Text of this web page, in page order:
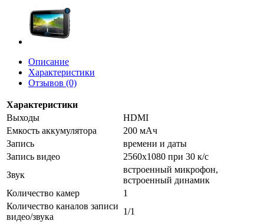
Описание
Характеристики
Отзывов (0)
Характеристики
Выходы
HDMI
Емкость аккумулятора
200 мАч
Запись
времени и даты
Запись видео
2560x1080 при 30 к/с
Звук
встроенный микрофон,
встроенный динамик
Количество камер
1
Количество каналов записи
видео/звука
1/1